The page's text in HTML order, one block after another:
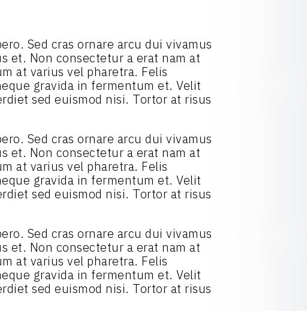
Sed cras ornare arcu dui vivamus
et. Non consectetur a erat nam at
at varius vel pharetra. Felis
gravida in fermentum et. Velit
sed euismod nisi. Tortor at risus
Sed cras ornare arcu dui vivamus
et. Non consectetur a erat nam at
at varius vel pharetra. Felis
gravida in fermentum et. Velit
sed euismod nisi. Tortor at risus
Sed cras ornare arcu dui vivamus
et. Non consectetur a erat nam at
at varius vel pharetra. Felis
gravida in fermentum et. Velit
sed euismod nisi. Tortor at risus